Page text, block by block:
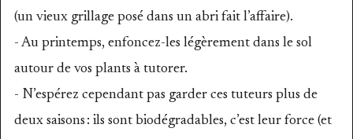
(un vieux grillage posé dans un abri fait l’affaire).
- Au printemps, enfoncez-les légèrement dans le sol
autour de vos plants à tutorer.
- N’espérez cependant pas garder ces tuteurs plus de
deux saisons : ils sont biodégradables, c’est leur force (et